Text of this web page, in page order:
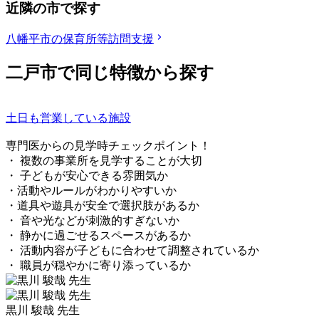
近隣の市で探す
八幡平市の保育所等訪問支援
二戸市で同じ特徴から探す
土日も営業している施設
専門医からの見学時チェックポイント！
・ 複数の事業所を見学することが大切
・ 子どもが安心できる雰囲気か
・活動やルールがわかりやすいか
・道具や遊具が安全で選択肢があるか
・ 音や光などが刺激的すぎないか
・ 静かに過ごせるスペースがあるか
・ 活動内容が子どもに合わせて調整されているか
・ 職員が穏やかに寄り添っているか
黒川 駿哉 先生